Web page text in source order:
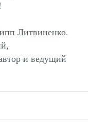
Литвиненко.
и ведущий